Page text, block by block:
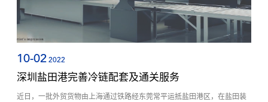
10-02 2022
深圳盐田港完善冷链配套及通关服务
近日，一批外贸货物由上海通过铁路经东莞常平运抵盐田港区，在盐田装